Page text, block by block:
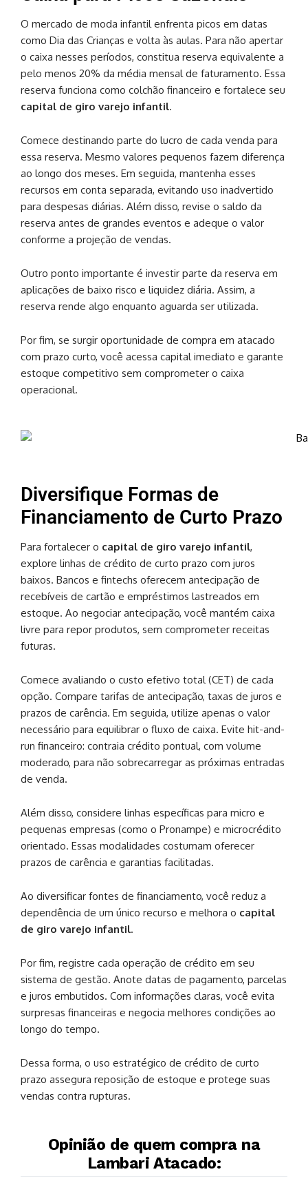
O mercado de moda infantil enfrenta picos em datas
como Dia das Crianças e volta às aulas. Para não apertar
o caixa nesses períodos, constitua reserva equivalente a
pelo menos 20% da média mensal de faturamento. Essa
reserva funciona como colchão financeiro e fortalece seu
capital de giro varejo infantil.
Comece destinando parte do lucro de cada venda para
essa reserva. Mesmo valores pequenos fazem diferença
ao longo dos meses. Em seguida, mantenha esses
recursos em conta separada, evitando uso inadvertido
para despesas diárias. Além disso, revise o saldo da
reserva antes de grandes eventos e adeque o valor
conforme a projeção de vendas.
Outro ponto importante é investir parte da reserva em
aplicações de baixo risco e liquidez diária. Assim, a
reserva rende algo enquanto aguarda ser utilizada.
Por fim, se surgir oportunidade de compra em atacado
com prazo curto, você acessa capital imediato e garante
estoque competitivo sem comprometer o caixa
operacional.
Diversifique Formas de
Financiamento de Curto Prazo
Para fortalecer o capital de giro varejo infantil,
explore linhas de crédito de curto prazo com juros
baixos. Bancos e fintechs oferecem antecipação de
recebíveis de cartão e empréstimos lastreados em
estoque. Ao negociar antecipação, você mantém caixa
livre para repor produtos, sem comprometer receitas
futuras.
Comece avaliando o custo efetivo total (CET) de cada
opção. Compare tarifas de antecipação, taxas de juros e
prazos de carência. Em seguida, utilize apenas o valor
necessário para equilibrar o fluxo de caixa. Evite hit-and-
run financeiro: contraia crédito pontual, com volume
moderado, para não sobrecarregar as próximas entradas
de venda.
Além disso, considere linhas específicas para micro e
pequenas empresas (como o Pronampe) e microcrédito
orientado. Essas modalidades costumam oferecer
prazos de carência e garantias facilitadas.
Ao diversificar fontes de financiamento, você reduz a
dependência de um único recurso e melhora o capital
de giro varejo infantil.
Por fim, registre cada operação de crédito em seu
sistema de gestão. Anote datas de pagamento, parcelas
e juros embutidos. Com informações claras, você evita
surpresas financeiras e negocia melhores condições ao
longo do tempo.
Dessa forma, o uso estratégico de crédito de curto
prazo assegura reposição de estoque e protege suas
vendas contra rupturas.
Opinião de quem compra na
Lambari Atacado: